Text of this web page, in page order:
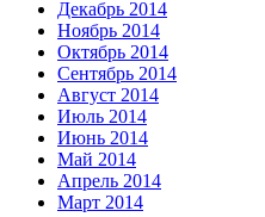
Декабрь 2014
Ноябрь 2014
Октябрь 2014
Сентябрь 2014
Август 2014
Июль 2014
Июнь 2014
Май 2014
Апрель 2014
Март 2014